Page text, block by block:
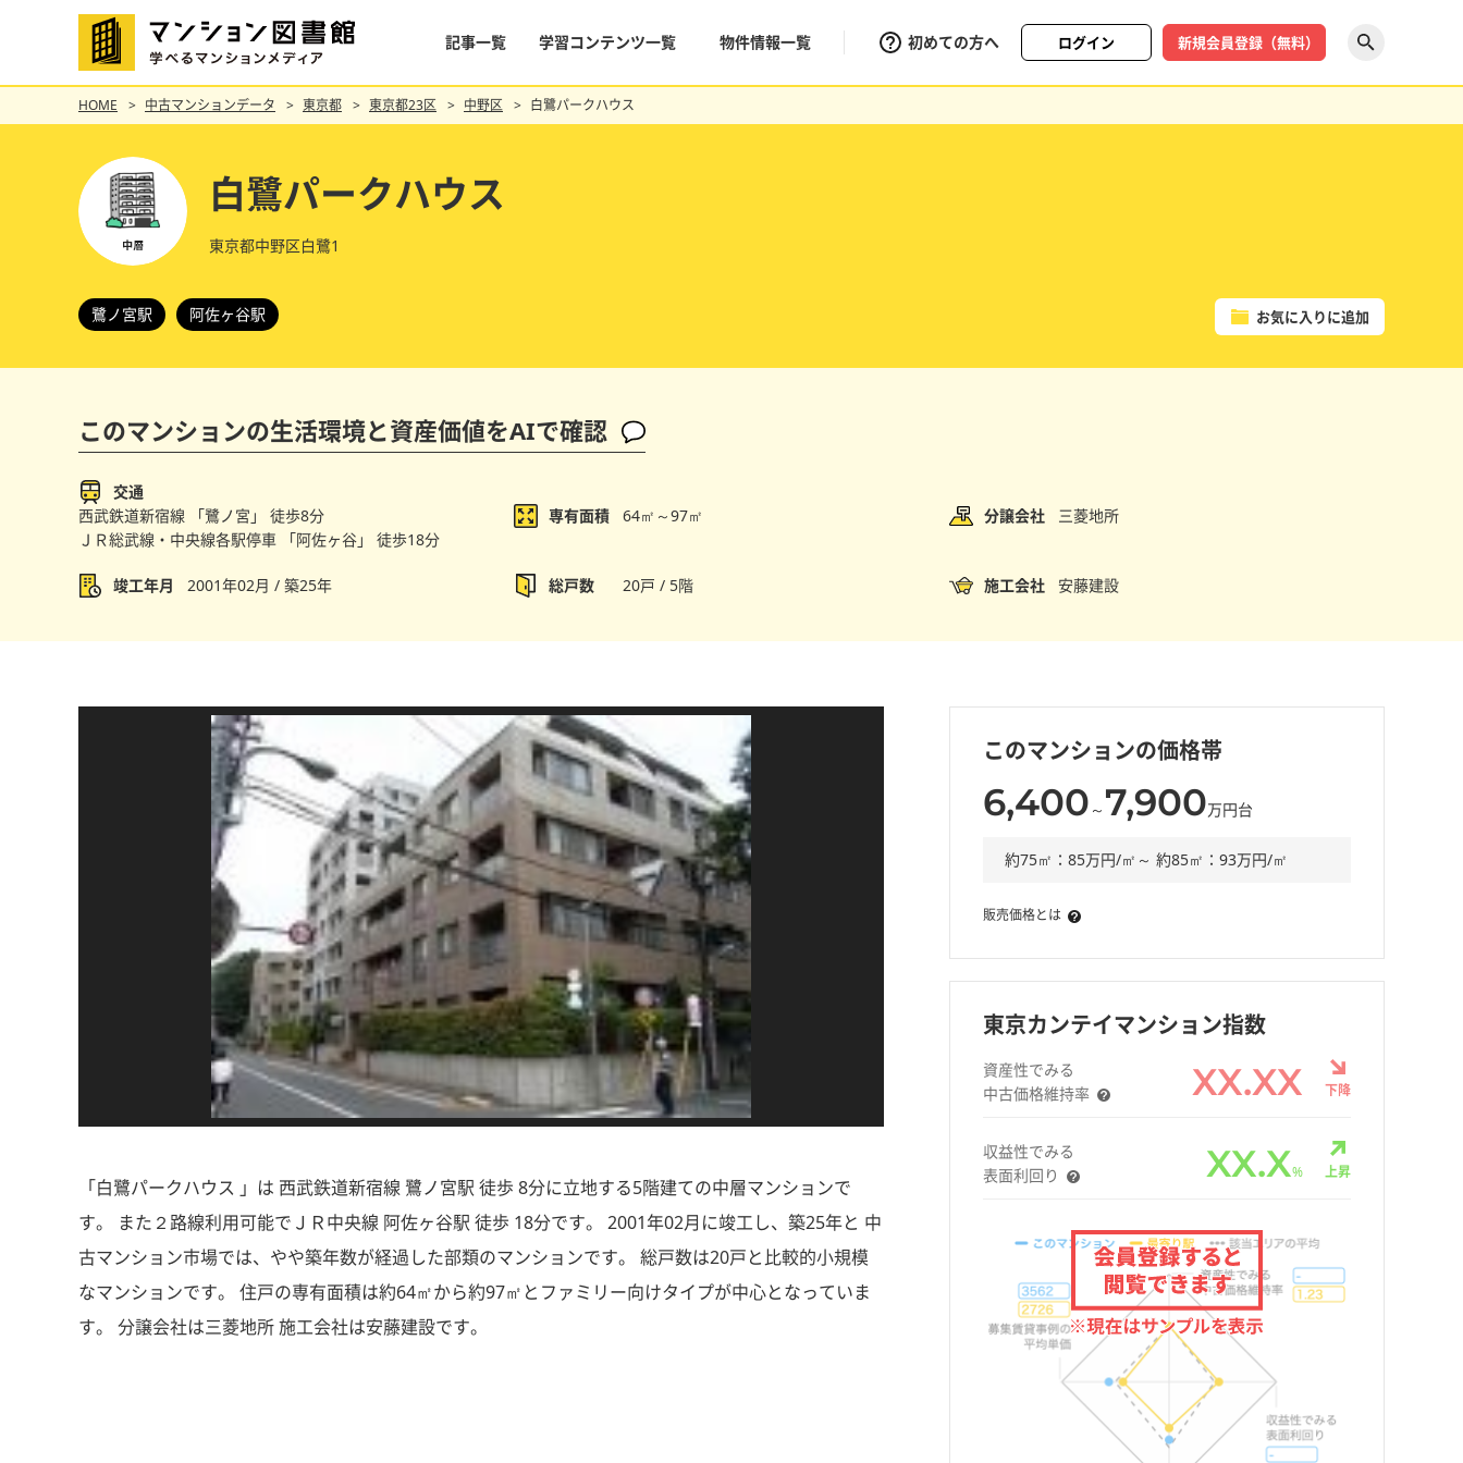
記事一覧 学習コンテンツ一覧 物件情報一覧 初めての方へ ログイン 新規会員登録（無料）
HOME 中古マンションデータ 東京都 東京都23区 中野区 白鷺パークハウス
白鷺パークハウス
東京都中野区白鷺1
鷺ノ宮駅 阿佐ヶ谷駅 お気に入りに追加
このマンションの生活環境と資産価値をAIで確認
交通
西武鉄道新宿線 「鷺ノ宮」 徒歩8分
ＪＲ総武線・中央線各駅停車 「阿佐ヶ谷」 徒歩18分
専有面積 64㎡～97㎡ 分譲会社 三菱地所
竣工年月 2001年02月 / 築25年 総戸数 20戸 / 5階 施工会社 安藤建設
このマンションの価格帯
6,400 ～ 7,900万円台
約75㎡：85万円/㎡～ 約85㎡：93万円/㎡
販売価格とは
東京カンテイマンション指数
資産性でみる
中古価格維持率
XX.XX 下降
収益性でみる
表面利回り
XX.X% 上昇
「白鷺パークハウス 」は 西武鉄道新宿線 鷺ノ宮駅 徒歩 8分に立地する5階建ての中層マンションで
す。 また２路線利用可能でＪＲ中央線 阿佐ヶ谷駅 徒歩 18分です。 2001年02月に竣工し、築25年と 中
古マンション市場では、やや築年数が経過した部類のマンションです。 総戸数は20戸と比較的小規模
なマンションです。 住戸の専有面積は約64㎡から約97㎡とファミリー向けタイプが中心となっていま
す。 分譲会社は三菱地所 施工会社は安藤建設です。